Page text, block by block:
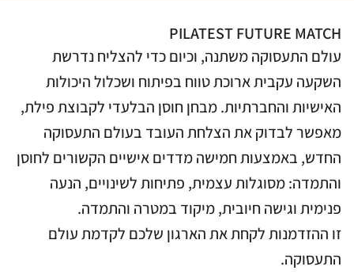
PILATEST FUTURE MATCH
עולם התעסוקה משתנה, וכיום כדי להצליח נדרשת
השקעה עקבית ארוכת טווח בפיתוח ושכלול היכולות
האישיות והחברתיות. מבחן חוסן הבלעדי לקבוצת פילת,
מאפשר לבדוק את הצלחת העובד בעולם התעסוקה
החדש, באמצעות חמישה מדדים אישיים הקשורים לחוסן
והתמדה: מסוגלות עצמית, פתיחות לשינויים, הנעה
פנימית וגישה חיובית, מיקוד במטרה והתמדה.
זו ההזדמנות לקחת את הארגון שלכם לקדמת עולם
התעסוקה.